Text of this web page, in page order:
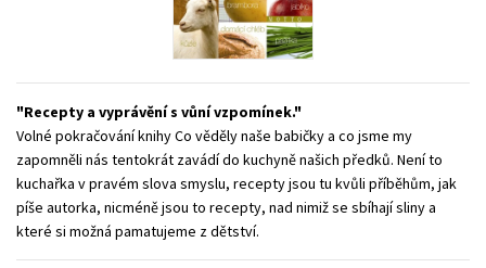
Zahraniční literatura
Všechny tituly
Recepty a vyprávění s vůní vzpomínek.
Volné pokračování knihy Co věděly naše babičky a co jsme my
zapomněli nás tentokrát zavádí do kuchyně našich předků. Není to
kuchařka v pravém slova smyslu, recepty jsou tu kvůli příběhům, jak
píše autorka, nicméně jsou to recepty, nad nimiž se sbíhají sliny a
které si možná pamatujeme z dětství.